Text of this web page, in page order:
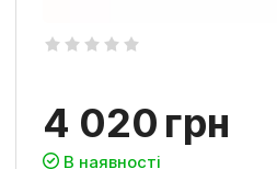
4 020 грн
В наявності